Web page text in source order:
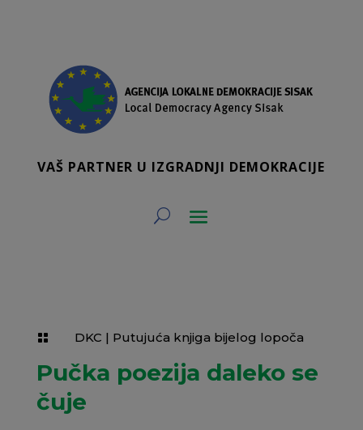
VAŠ PARTNER U IZGRADNJI DEMOKRACIJE
 DKC | Putujuća knjiga bijelog lopoča
Pučka poezija daleko se
čuje